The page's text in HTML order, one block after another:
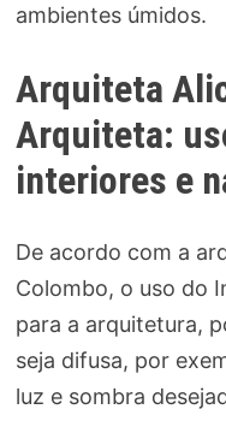
ambientes úmidos.
Arquiteta
Arquiteta:
interiores e
De acordo com a
Colombo, o uso do
para a arquitetura,
seja difusa, por
luz e sombra